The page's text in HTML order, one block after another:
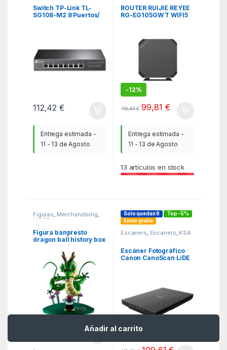
Añadir al carrito
Switch TP-Link TL-
SG108-M2 8 Puertos/
112,42€
Entrega estimada -
11 - 13 de Agosto
ROUTER RUIJIE REYEE
RG-EG105GW T WIFI5
-12%
113,43€ 99,81 €
Entrega estimada -
11 - 13 de Agosto
13 artículos en stock
Figuras, Merchandising,
MGSR
Figura banpresto
dragon ball history box
Solo quedan 9
Top -5%
Envío gratis
Escaners, Escaners, KSA
Escáner Fotográfico
Canon CanoScan LiDE
-5%